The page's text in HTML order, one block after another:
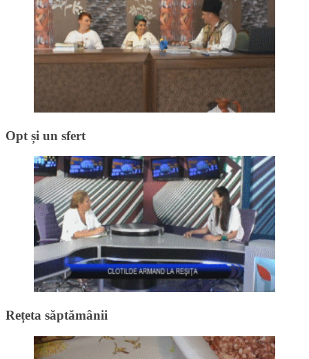
Opt și un sfert
Rețeta săptămânii